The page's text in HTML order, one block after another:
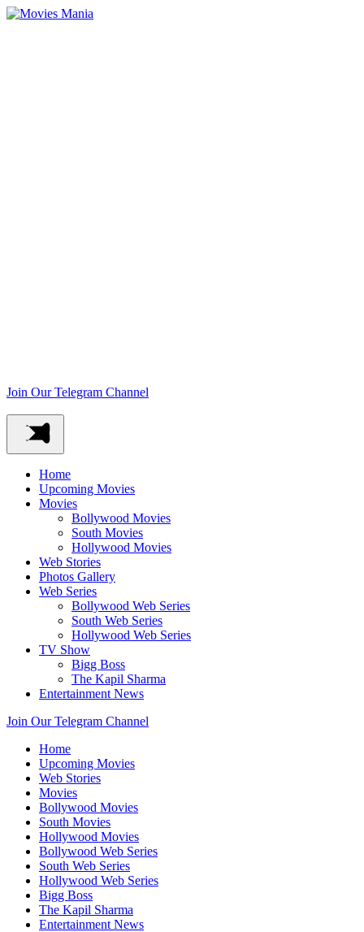
Join Our Telegram Channel
Home
Upcoming Movies
Movies
Bollywood Movies
South Movies
Hollywood Movies
Web Stories
Photos Gallery
Web Series
Bollywood Web Series
South Web Series
Hollywood Web Series
TV Show
Bigg Boss
The Kapil Sharma
Entertainment News
Join Our Telegram Channel
Home
Upcoming Movies
Web Stories
Movies
Bollywood Movies
South Movies
Hollywood Movies
Bollywood Web Series
South Web Series
Hollywood Web Series
Bigg Boss
The Kapil Sharma
Entertainment News